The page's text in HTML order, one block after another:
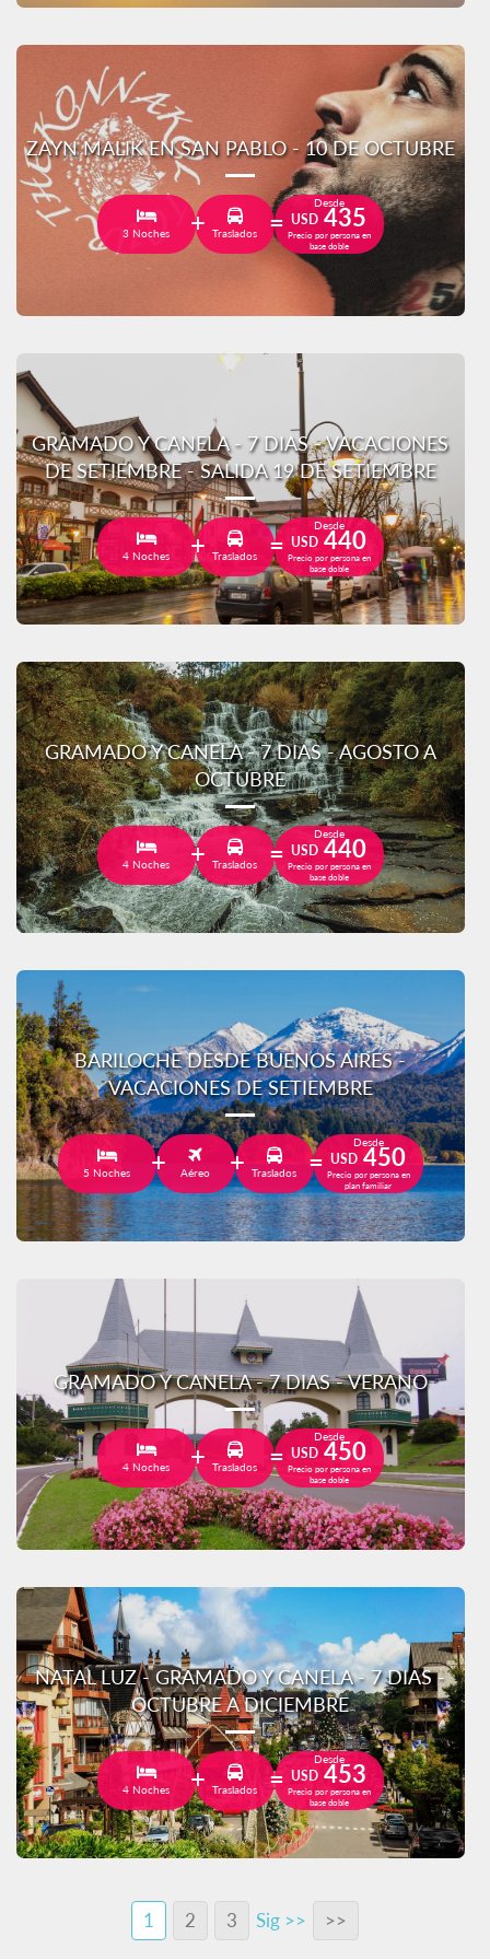
ZAYN MALIK EN SAN PABLO - 10 DE OCTUBRE
3 Noches Traslados
Desde
USD 435
Precio por persona en
base doble
GRAMADO Y CANELA - 7 DIAS - VACACIONES
DE SETIEMBRE - SALIDA 19 DE SETIEMBRE
4 Noches Traslados
Desde
USD 440
Precio por persona en
base doble
GRAMADO Y CANELA - 7 DIAS - AGOSTO A
OCTUBRE
4 Noches Traslados
Desde
USD 440
Precio por persona en
base doble
BARILOCHE DESDE BUENOS AIRES -
VACACIONES DE SETIEMBRE
5 Noches Aéreo Traslados
Desde
USD 450
Precio por persona en
plan familiar
GRAMADO Y CANELA - 7 DIAS - VERANO
4 Noches Traslados
Desde
USD 450
Precio por persona en
base doble
NATAL LUZ - GRAMADO Y CANELA - 7 DIAS -
OCTUBRE A DICIEMBRE
4 Noches Traslados
Desde
USD 453
Precio por persona en
base doble
1 2 3 Sig >> >>